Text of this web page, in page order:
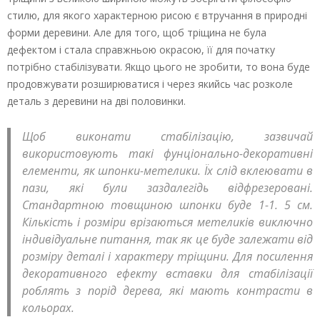
стилю, для якого характерною рисою є втручання в природні
форми деревини. Але для того, щоб тріщина не була
дефектом і стала справжньою окрасою, її для початку
потрібно стабілізувати. Якщо цього не зробити, то вона буде
продовжувати розширюватися і через якийсь час розколе
деталь з деревини на дві половинки.
Щоб виконати стабілізацію, зазвичай
використовують такі фунціонально-декоративні
елементи, як шпонки-метелики. Їх слід вклеювати в
пази, які були заздалегідь відфрезеровані.
Стандартною товщиною шпонки буде 1-1. 5 см.
Кількість і розміри врізаються метеликів виключно
індивідуальне питання, так як це буде залежати від
розміру деталі і характеру тріщини. Для посилення
декоративного ефекту вставки для стабілізації
роблять з порід дерева, які мають контрасти в
кольорах.